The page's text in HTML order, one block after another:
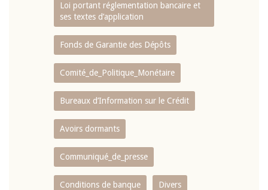
Loi portant réglementation bancaire et
ses textes d’application
Fonds de Garantie des Dépôts
Comité_de_Politique_Monétaire
Bureaux d’Information sur le Crédit
Avoirs dormants
Communiqué_de_presse
Conditions de banque Divers